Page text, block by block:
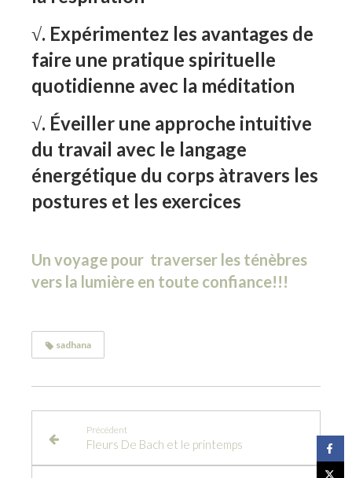
√. Expérimentez les avantages de
faire une pratique spirituelle
quotidienne avec la méditation
√. Éveiller une approche intuitive
du travail avec le langage
énergétique du corps àtravers les
postures et les exercices
Un voyage pour traverser les ténèbres
vers la lumière en toute confiance!!!
sadhana
Précédent
Fleurs De Bach et le printemps